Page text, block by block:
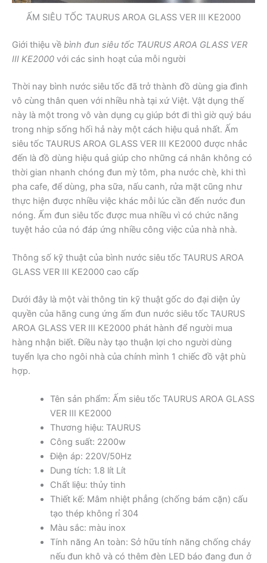
ẤM SIÊU TỐC TAURUS AROA GLASS VER III KE2000
Giới thiệu về bình đun siêu tốc TAURUS AROA GLASS VER
III KE2000 với các sinh hoạt của mỗi người
Thời nay bình nước siêu tốc đã trở thành đồ dùng gia đình
vô cùng thân quen với nhiều nhà tại xứ Việt. Vật dụng thế
này là một trong vô vàn dụng cụ giúp bớt đi thì giờ quý báu
trong nhịp sống hối hả này một cách hiệu quả nhất. Ấm
siêu tốc TAURUS AROA GLASS VER III KE2000 được nhắc
đến là đồ dùng hiệu quả giúp cho những cá nhân không có
thời gian nhanh chóng đun mỳ tôm, pha nước chè, khi thì
pha cafe, để dùng, pha sữa, nấu canh, rửa mặt cũng như
thực hiện được nhiều việc khác mỗi lúc cần đến nước đun
nóng. Ấm đun siêu tốc được mua nhiều vì có chức năng
tuyệt hảo của nó đáp ứng nhiều công việc của nhà nhà.
Thông số kỹ thuật của bình nước siêu tốc TAURUS AROA
GLASS VER III KE2000 cao cấp
Dưới đây là một vài thông tin kỹ thuật gốc do đại diện ủy
quyền của hãng cung ứng ấm đun nước siêu tốc TAURUS
AROA GLASS VER III KE2000 phát hành để người mua
hàng nhận biết. Điều này tạo thuận lợi cho người dùng
tuyển lựa cho ngôi nhà của chính mình 1 chiếc đồ vật phù
hợp.
Tên sản phẩm: Ấm siêu tốc TAURUS AROA GLASS
VER III KE2000
Thương hiệu: TAURUS
Công suất: 2200w
Điện áp: 220V/50Hz
Dung tích: 1.8 lít Lít
Chất liệu: thủy tinh
Thiết kế: Mâm nhiệt phẳng (chống bám cặn) cấu
tạo thép không rỉ 304
Màu sắc: màu inox
Tính năng An toàn: Sở hữu tính năng chống cháy
nếu đun khô và có thêm đèn LED báo đang đun ở